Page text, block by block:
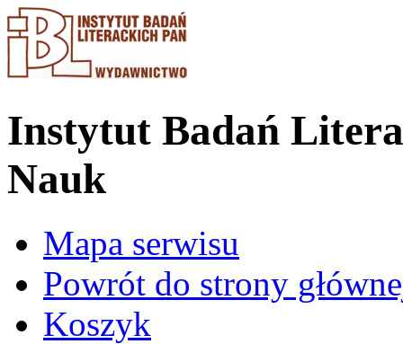
Instytut Badań
Nauk
Mapa serwisu
Powrót do strony
Koszyk